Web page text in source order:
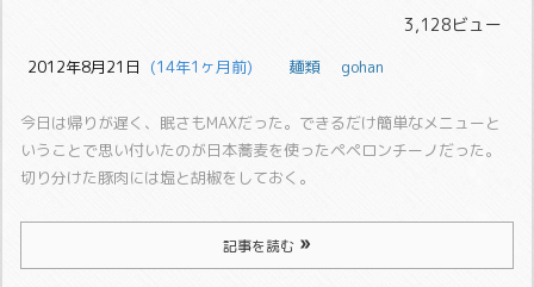
3,128ビュー
2012年8月21日
  (14年1ヶ月前)
麺類 gohan
今日は帰りが遅く、眠さもMAXだった。 できるだけ簡単なメニューと
いうことで思い付いたのが日本蕎麦を使ったペペロンチーノだった。
切り分けた豚肉には塩と胡椒をしておく。
記事を読む